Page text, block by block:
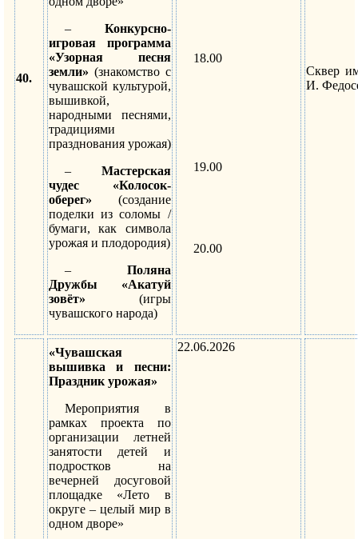
40.
– Конкурсно-
игровая программа
«Узорная песня
земли» (знакомство с
чувашской культурой,
вышивкой,
народными песнями,
традициями
празднования урожая)
– Мастерская
чудес «Колосок-
оберег» (создание
поделки из соломы /
бумаги, как символа
урожая и плодородия)
– Поляна
Дружбы «Акатуй
зовёт» (игры
чувашского народа)
18.00
19.00
20.00
Сквер
И.
«Чувашская
вышивка и песни:
Праздник урожая»
Мероприятия в
рамках проекта по
организации летней
занятости детей и
подростков на
вечерней досуговой
площадке «Лето в
округе – целый мир в
одном дворе»
22.06.2026